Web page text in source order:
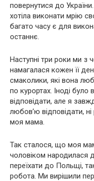
повернутися до
хотіла виконати мрію
багато часу є для
останнє.
Наступні три роки ми з
намагалася кожен її
смаколики, які вона
по курортах. Іноді
відповідати, але я
любов’ю відповідати,
моя мама.
Так сталося, що моя
чоловіком народилася
переїхати до Польщі,
робота. Ми вирішили